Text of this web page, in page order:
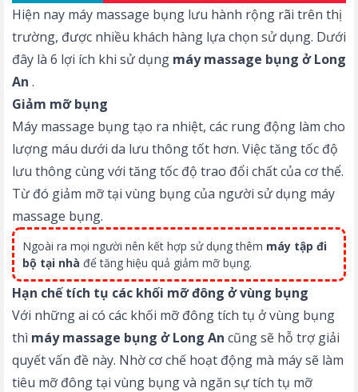
Hiện nay máy massage bụng lưu hành rộng rãi trên thị
trường, được nhiều khách hàng lựa chọn sử dụng. Dưới
đây là 6 lợi ích khi sử dụng máy massage bụng ở Long
An .
Giảm mỡ bụng
Máy massage bụng tạo ra nhiệt, các rung động làm cho
lượng máu dưới da lưu thông tốt hơn. Việc tăng tốc độ
lưu thông cùng với tăng tốc độ trao đổi chất của cơ thể.
Từ đó giảm mỡ tại vùng bụng của người sử dụng máy
massage bụng.
Ngoài ra mọi người nên kết hợp sử dụng thêm máy tập đi
bộ tại nhà để tăng hiệu quả giảm mỡ bụng.
Hạn chế tích tụ các khối mỡ đông ở vùng bụng
Với những ai có các khối mỡ đông tích tụ ở vùng bụng
thì máy massage bụng ở Long An cũng sẽ hỗ trợ giải
quyết vấn đề này. Nhờ cơ chế hoạt động mà máy sẽ làm
tiêu mỡ đông tại vùng bụng và ngăn sự tích tụ mỡ